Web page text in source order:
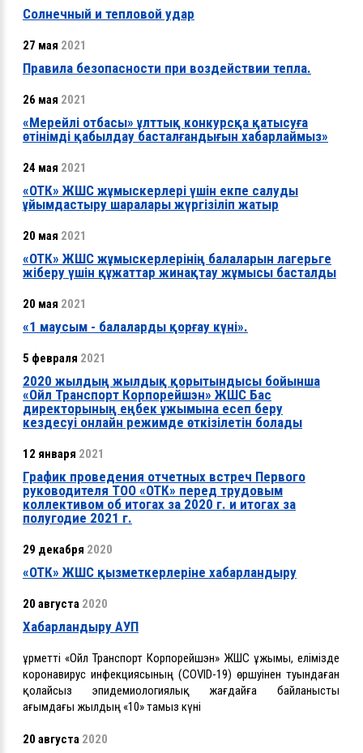
Солнечный и тепловой удар
27 мая 2021
Правила безопасности при воздействии тепла.
26 мая 2021
«Мерейлі отбасы» ұлттық конкурсқа қатысуға
өтінімді қабылдау басталғандығын хабарлаймыз»
24 мая 2021
«ОТК» ЖШС жұмыскерлері үшін екпе салуды
ұйымдастыру шаралары жүргізіліп жатыр
20 мая 2021
«ОТК» ЖШС жұмыскерлерінің балаларын лагерьге
жіберу үшін құжаттар жинақтау жұмысы басталды
20 мая 2021
«1 маусым - балаларды қорғау күні».
5 февраля 2021
2020 жылдың жылдық қорытындысы бойынша
«Ойл Транспорт Корпорейшэн» ЖШС Бас
директорының еңбек ұжымына есеп беру
кездесуі онлайн режимде өткізілетін болады
12 января 2021
График проведения отчетных встреч Первого
руководителя ТОО «ОТК» перед трудовым
коллективом об итогах за 2020 г. и итогах за
полугодие 2021 г.
29 декабря 2020
«ОТК» ЖШС қызметкерлеріне хабарландыру
20 августа 2020
Хабарландыру АУП
Құрметті «Ойл Транспорт Корпорейшэн» ЖШС ұжымы, елімізде
коронавирус инфекциясының (COVID-19) өршуінен туындаған
қолайсыз эпидемиологиялық жағдайға байланысты
ағымдағы жылдың «10» тамыз күні
20 августа 2020